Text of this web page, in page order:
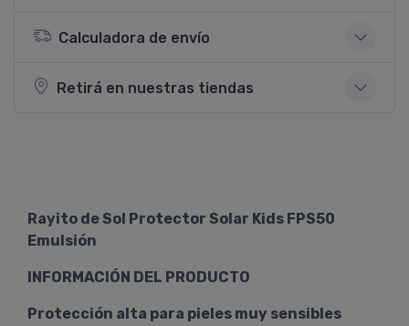
Calculadora de envío
Retirá en nuestras tiendas
Rayito de Sol Protector Solar Kids FPS50
Emulsión
INFORMACIÓN DEL PRODUCTO
Protección alta para pieles muy sensibles